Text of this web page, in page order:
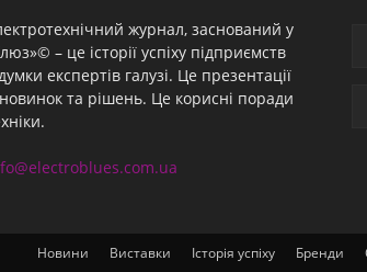
журнал, заснований у
– це історії успіху підприємств
експертів галузі. Це презентації
та рішень. Це корисні поради
Новини Виставки Історія успіху Бренди